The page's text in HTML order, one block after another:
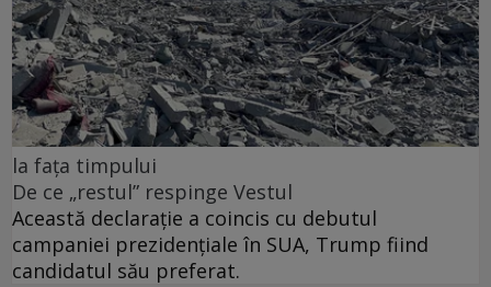
la fața timpului
De ce „restul” respinge Vestul
Această declarație a coincis cu debutul
campaniei prezidențiale în SUA, Trump fiind
candidatul său preferat.